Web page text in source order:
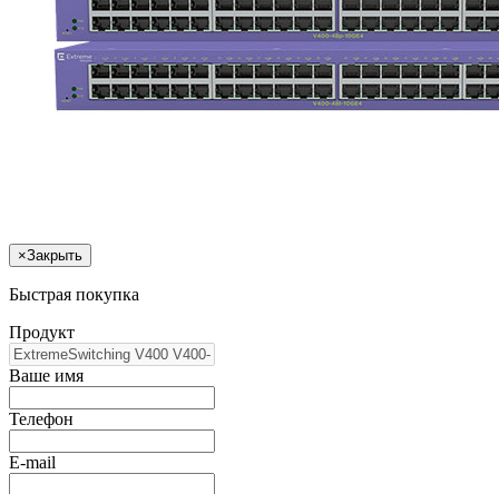
×Закрыть
Быстрая покупка
Продукт
Ваше имя
Телефон
E-mail